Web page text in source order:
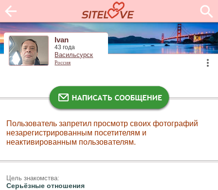
Ivan
43 года
Васильсурск
Россия
Пользователь запретил просмотр своих фотографий
незарегистрированным посетителям и
неактивированным пользователям.
Цель знакомства:
Серьёзные отношения